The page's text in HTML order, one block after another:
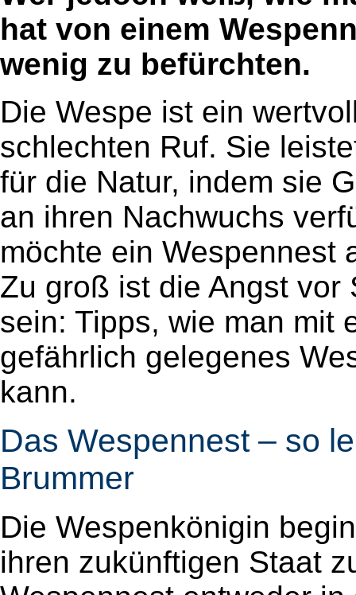
hat von einem
wenig zu befürchten.
Die Wespe ist ein
schlechten Ruf. Sie
für die Natur, indem sie
an ihren Nachwuchs
möchte ein Wespennest
Zu groß ist die Angst vor
sein: Tipps, wie man mit
gefährlich gelegenes
kann.
Das Wespennest – so
Brummer
Die Wespenkönigin
ihren zukünftigen Staat